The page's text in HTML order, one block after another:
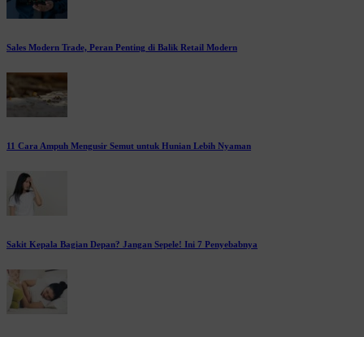
Sales Modern Trade, Peran Penting di Balik Retail Modern
11 Cara Ampuh Mengusir Semut untuk Hunian Lebih Nyaman
Sakit Kepala Bagian Depan? Jangan Sepele! Ini 7 Penyebabnya